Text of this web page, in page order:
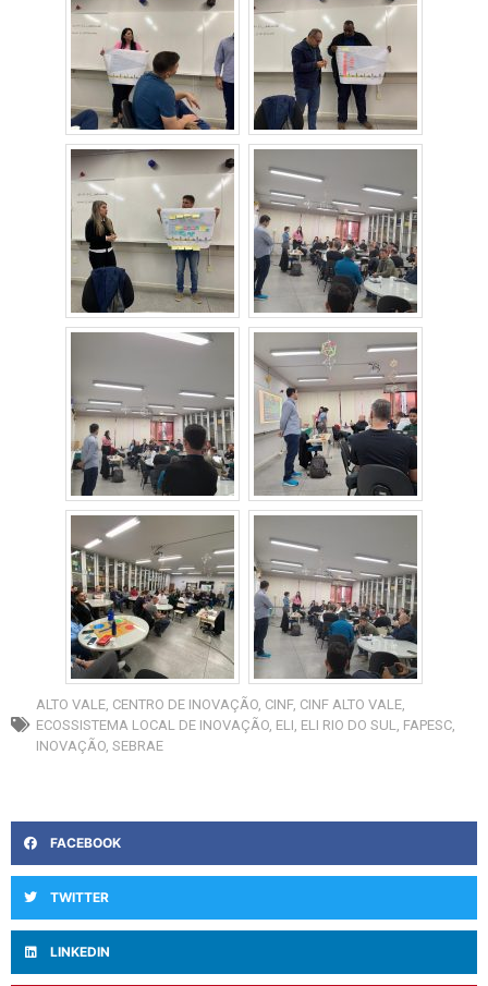
ALTO VALE CENTRO DE INOVAÇÃO CINF, CINF ALTO VALE
ECOSSISTEMA LOCAL DE INOVAÇÃO ELI ELI RIO DO SUL FAPESC
INOVAÇÃO SEBRAE
FACEBOOK
TWITTER
LINKEDIN